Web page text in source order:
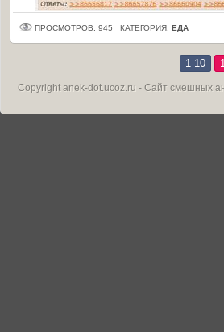
ПРОСМОТРОВ: 945 КАТЕГОРИЯ: ЕДА
1-10
Copyrightanek-dot.ucoz.ru - Сайт смешных